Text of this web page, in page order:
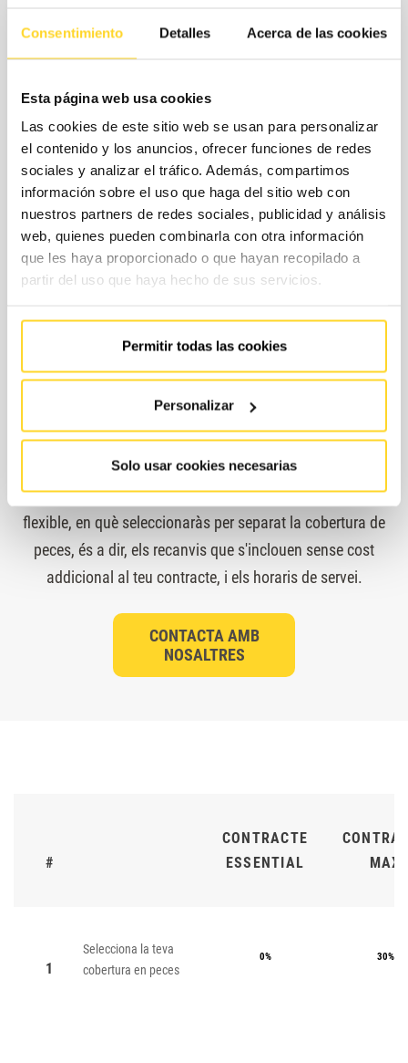
Consentimiento Detalles Acerca de las cookies
Esta página web usa cookies
Las cookies de este sitio web se usan para personalizar
el contenido y los anuncios, ofrecer funciones de redes
sociales y analizar el tráfico. Además, compartimos
información sobre el uso que haga del sitio web con
nuestros partners de redes sociales, publicidad y análisis
web, quienes pueden combinarla con otra información
que les haya proporcionado o que hayan recopilado a
partir del uso que haya hecho de sus servicios.
Permitir todas las cookies
Personalizar
Solo usar cookies necesarias
Quines són les modalitats de
contractació?
Per ajustar el contracte a les teves necessitats reals i al teu
pressupost, a FAIN et proposem un model de contractació
flexible, en què seleccionaràs per separat la cobertura de
peces, és a dir, els recanvis que s'inclouen sense cost
addicional al teu contracte, i els horaris de servei.
CONTACTA AMB
NOSALTRES
#
CONTRACTE
ESSENTIAL
MAX
1
Selecciona la teva
cobertura en peces
0% 30%